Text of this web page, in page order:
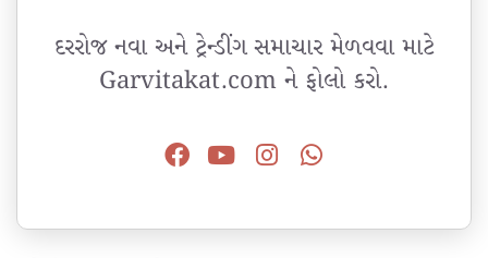
દરરોજ નવા અને ટ્રેન્ડીંગ સમાચાર મેળવવા માટે
Garvitakat.com ને ફોલો કરો.